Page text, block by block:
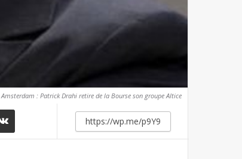
Amsterdam : Patrick Drahi retire de la Bourse son groupe Altice